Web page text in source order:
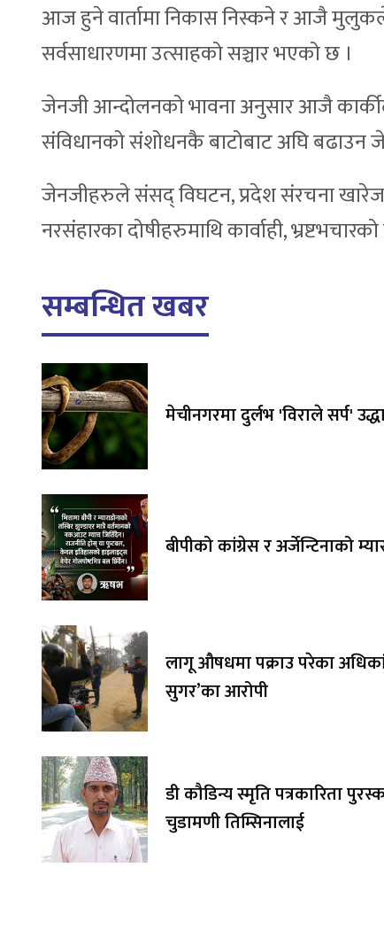
आज हुने वार्तामा निकास निस्कने र आजै
सर्वसाधारणमा उत्साहको सञ्चार भएको छ ।
जेनजी आन्दोलनको भावना अनुसार आजै
संविधानको संशोधनकै बाटोबाट अघि
जेनजीहरुले संसद् विघटन, प्रदेश संरचना खारेज,
नरसंहारका दोषीहरुमाथि कार्वाही,
सम्बन्धित खबर
मेचीनगरमा दुर्लभ 'विराले सर्प'
बीपीको कांग्रेस र अर्जेन्टिनाको
लागू औषधमा पक्राउ परेका
सुगर’का आरोपी
डी कौडिन्य स्मृति पत्रकारिता
चुडामणी तिम्सिनालाई